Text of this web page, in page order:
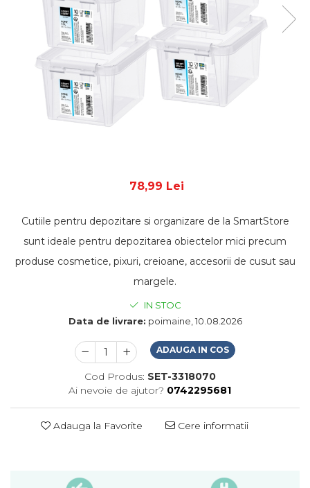
78,99 Lei
Cutiile pentru depozitare si organizare de la SmartStore
sunt ideale pentru depozitarea obiectelor mici precum
produse cosmetice, pixuri, creioane, accesorii de cusut sau
margele.
IN STOC
Data de livrare: poimaine, 10.08.2026
ADAUGA IN COS
Cod Produs: SET-3318070
Ai nevoie de ajutor? 0742295681
Adauga la Favorite Cere informatii